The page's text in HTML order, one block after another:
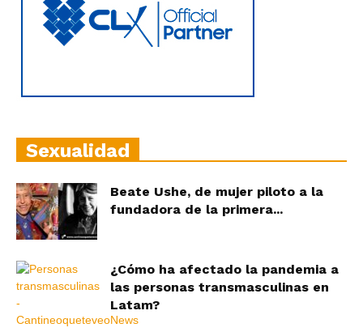
Sexualidad
Beate Ushe, de mujer piloto a la
fundadora de la primera...
¿Cómo ha afectado la pandemia a
las personas transmasculinas en
Latam?